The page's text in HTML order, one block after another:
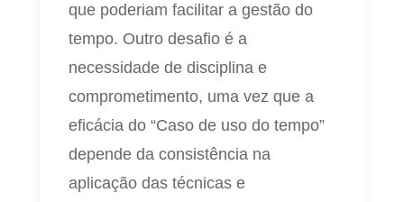
que poderiam facilitar a gestão do
tempo. Outro desafio é a
necessidade de disciplina e
comprometimento, uma vez que a
eficácia do “Caso de uso do tempo”
depende da consistência na
aplicação das técnicas e